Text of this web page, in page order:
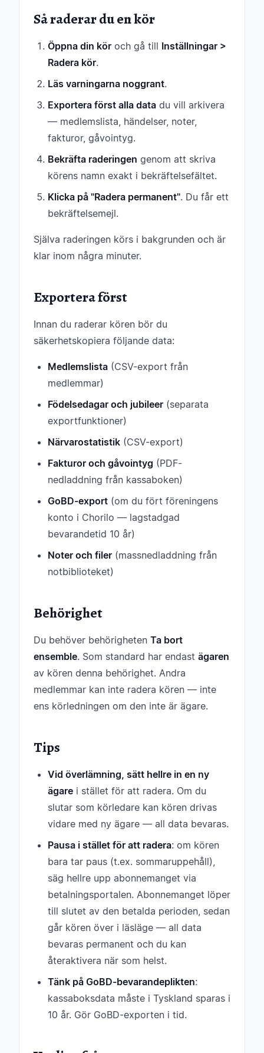
Så raderar du en kör
Öppna din kör och gå till Inställningar >
Radera kör.
Läs varningarna noggrant.
Exportera först alla data du vill arkivera
— medlemslista, händelser, noter,
fakturor, gåvointyg.
Bekräfta raderingen genom att skriva
körens namn exakt i bekräftelsefältet.
Klicka på "Radera permanent". Du får ett
bekräftelsemejl.
Själva raderingen körs i bakgrunden och är
klar inom några minuter.
Exportera först
Innan du raderar kören bör du
säkerhetskopiera följande data:
Medlemslista (CSV-export från
medlemmar)
Födelsedagar och jubileer (separata
exportfunktioner)
Närvarostatistik (CSV-export)
Fakturor och gåvointyg (PDF-
nedladdning från kassaboken)
GoBD-export (om du fört föreningens
konto i Chorilo — lagstadgad
bevarandetid 10 år)
Noter och filer (massnedladdning från
notbiblioteket)
Behörighet
Du behöver behörigheten Ta bort
ensemble. Som standard har endast ägaren
av kören denna behörighet. Andra
medlemmar kan inte radera kören — inte
ens körledningen om den inte är ägare.
Tips
Vid överlämning, sätt hellre in en ny
ägare i stället för att radera. Om du
slutar som körledare kan kören drivas
vidare med ny ägare — all data bevaras.
Pausa i stället för att radera: om kören
bara tar paus (t.ex. sommaruppehåll),
säg hellre upp abonnemanget via
betalningsportalen. Abonnemanget löper
till slutet av den betalda perioden, sedan
går kören över i läsläge — all data
bevaras permanent och du kan
återaktivera när som helst.
Tänk på GoBD-bevarandeplikten:
kassaboksdata måste i Tyskland sparas i
10 år. Gör GoBD-exporten i tid.